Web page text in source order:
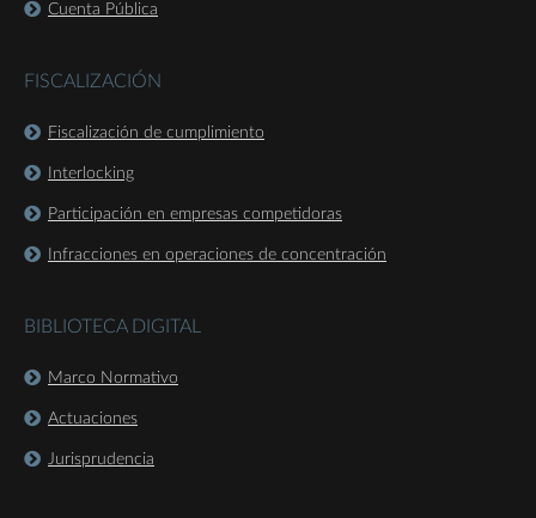
Cuenta Pública
FISCALIZACIÓN
Fiscalización de cumplimiento
Interlocking
Participación en empresas competidoras
Infracciones en operaciones de concentración
BIBLIOTECA DIGITAL
Marco Normativo
Actuaciones
Jurisprudencia